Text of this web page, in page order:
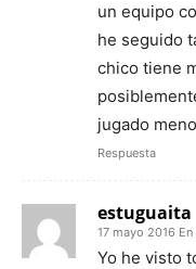
un equipo
he seguido
chico tiene
jugado
Respuesta
estuguaita
17 mayo 2016 En
Yo he visto